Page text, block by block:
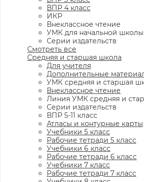
ВПР 4 класс
ИКР
Внеклассное чтение
УМК для начальной школы
Серии издательств
Смотреть все
Средняя и старшая школа
Для учителя
Дополнительные
УМК средняя и старшая
Внеклассное чтение
Линия УМК средняя и
Серии издательств
ВПР 5-11 класс
Атласы и контурные карты
Учебники 5 класс
Рабочие тетради 5 класс
Учебники 6 класс
Рабочие тетради 6 класс
Учебники 7 класс
Рабочие тетради 7 класс